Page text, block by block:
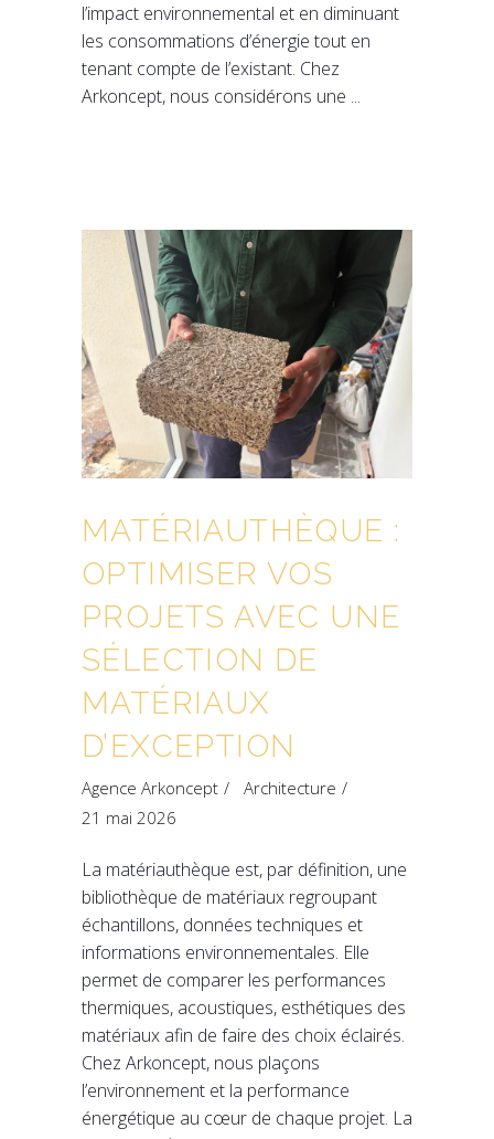
l’impact environnemental et en diminuant
les consommations d’énergie tout en
tenant compte de l’existant. Chez
Arkoncept, nous considérons une
MATÉRIAUTHÈQUE :
OPTIMISER VOS
PROJETS AVEC UNE
SÉLECTION DE
MATÉRIAUX
D’EXCEPTION
Agence Arkoncept
Architecture
21 mai 2026
La matériauthèque est, par définition, une
bibliothèque de matériaux regroupant
échantillons, données techniques et
informations environnementales. Elle
permet de comparer les performances
thermiques, acoustiques, esthétiques des
matériaux afin de faire des choix éclairés.
Chez Arkoncept, nous plaçons
l’environnement et la performance
énergétique au cœur de chaque projet. La